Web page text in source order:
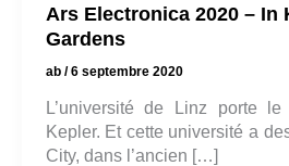
Ars Electronica 2020 – In
Gardens
ab /6 septembre 2020
L’université de Linz porte
Kepler. Et cette université a
City, dans l’ancien […]